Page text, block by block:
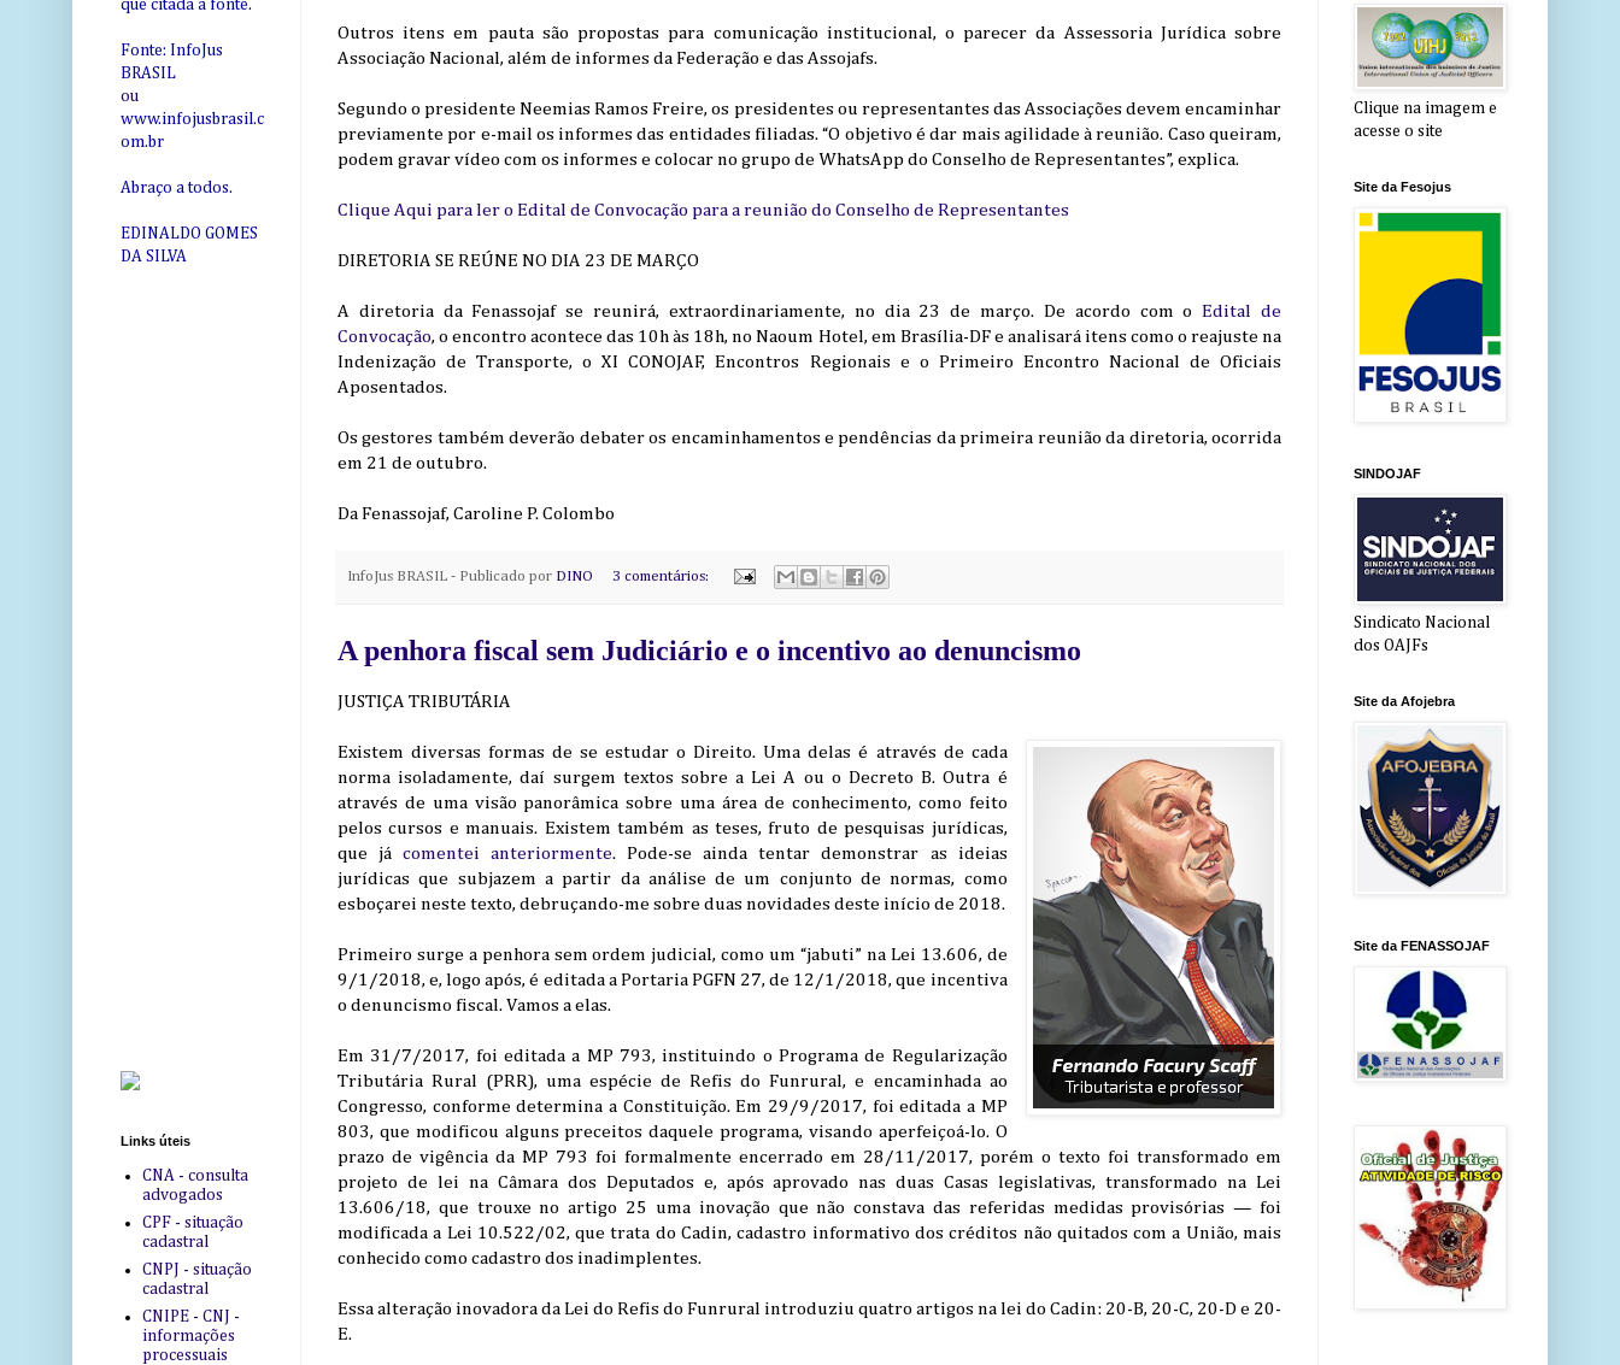
Outros itens em pauta são propostas para comunicação institucional, o parecer da Assessoria Jurídica sobre
Associação Nacional, além de informes da Federação e das Assojafs.
Segundo o presidente Neemias Ramos Freire, os presidentes ou representantes das Associações devem encaminhar
previamente por e-mail os informes das entidades filiadas. “O objetivo é dar mais agilidade à reunião. Caso queiram,
podem gravar vídeo com os informes e colocar no grupo de WhatsApp do Conselho de Representantes”, explica.
Clique Aqui para ler o Edital de Convocação para a reunião do Conselho de Representantes
DIRETORIA SE REÚNE NO DIA 23 DE MARÇO
A diretoria da Fenassojaf se reunirá, extraordinariamente, no dia 23 de março. De acordo com o Edital de
Convocação, o encontro acontece das 10h às 18h, no Naoum Hotel, em Brasília-DF e analisará itens como o reajuste na
Indenização de Transporte, o XI CONOJAF, Encontros Regionais e o Primeiro Encontro Nacional de Oficiais
Aposentados.
Os gestores também deverão debater os encaminhamentos e pendências da primeira reunião da diretoria, ocorrida
em 21 de outubro.
Da Fenassojaf, Caroline P. Colombo
InfoJus BRASIL - Publicado por DINO 3 comentários:
A penhora fiscal sem Judiciário e o incentivo ao denuncismo
JUSTIÇA TRIBUTÁRIA
Existem diversas formas de se estudar o Direito. Uma delas é através de cada
norma isoladamente, daí surgem textos sobre a Lei A ou o Decreto B. Outra é
através de uma visão panorâmica sobre uma área de conhecimento, como feito
pelos cursos e manuais. Existem também as teses, fruto de pesquisas jurídicas,
que jácomentei anteriormente. Pode-se ainda tentar demonstrar as ideias
jurídicas que subjazem a partir da análise de um conjunto de normas, como
esboçarei neste texto, debruçando-me sobre duas novidades deste início de 2018.
Primeiro surge a penhora sem ordem judicial, como um “jabuti” na Lei 13.606, de
9/1/2018, e, logo após, é editada a Portaria PGFN 27, de 12/1/2018, que incentiva
o denuncismo fiscal. Vamos a elas.
Em 31/7/2017, foi editada a MP 793, instituindo o Programa de Regularização
Tributária Rural (PRR), uma espécie de Refis do Funrural, e encaminhada ao
Congresso, conforme determina a Constituição. Em 29/9/2017, foi editada a MP
803, que modificou alguns preceitos daquele programa, visando aperfeiçoá-lo. O
prazo de vigência da MP 793 foi formalmente encerrado em 28/11/2017, porém o texto foi transformado em
projeto de lei na Câmara dos Deputados e, após aprovado nas duas Casas legislativas, transformado na Lei
13.606/18, que trouxe no artigo 25 uma inovação que não constava das referidas medidas provisórias — foi
modificada a Lei 10.522/02, que trata do Cadin, cadastro informativo dos créditos não quitados com a União, mais
conhecido como cadastro dos inadimplentes.
Essa alteração inovadora da Lei do Refis do Funrural introduziu quatro artigos na lei do Cadin: 20-B, 20-C, 20-D e 20-
E.
que citada a fonte.
Fonte: InfoJus
BRASIL
ou
www.infojusbrasil.c
om.br
Abraço a todos.
EDINALDO GOMES
DA SILVA
Links úteis
CNA - consulta
advogados
CPF - situação
cadastral
CNPJ - situação
cadastral
CNIPE - CNJ -
informações
processuais
Clique na imagem e
acesse o site
Site da Fesojus
SINDOJAF
Sindicato Nacional
dos OAJFs
Site da Afojebra
Site da FENASSOJAF